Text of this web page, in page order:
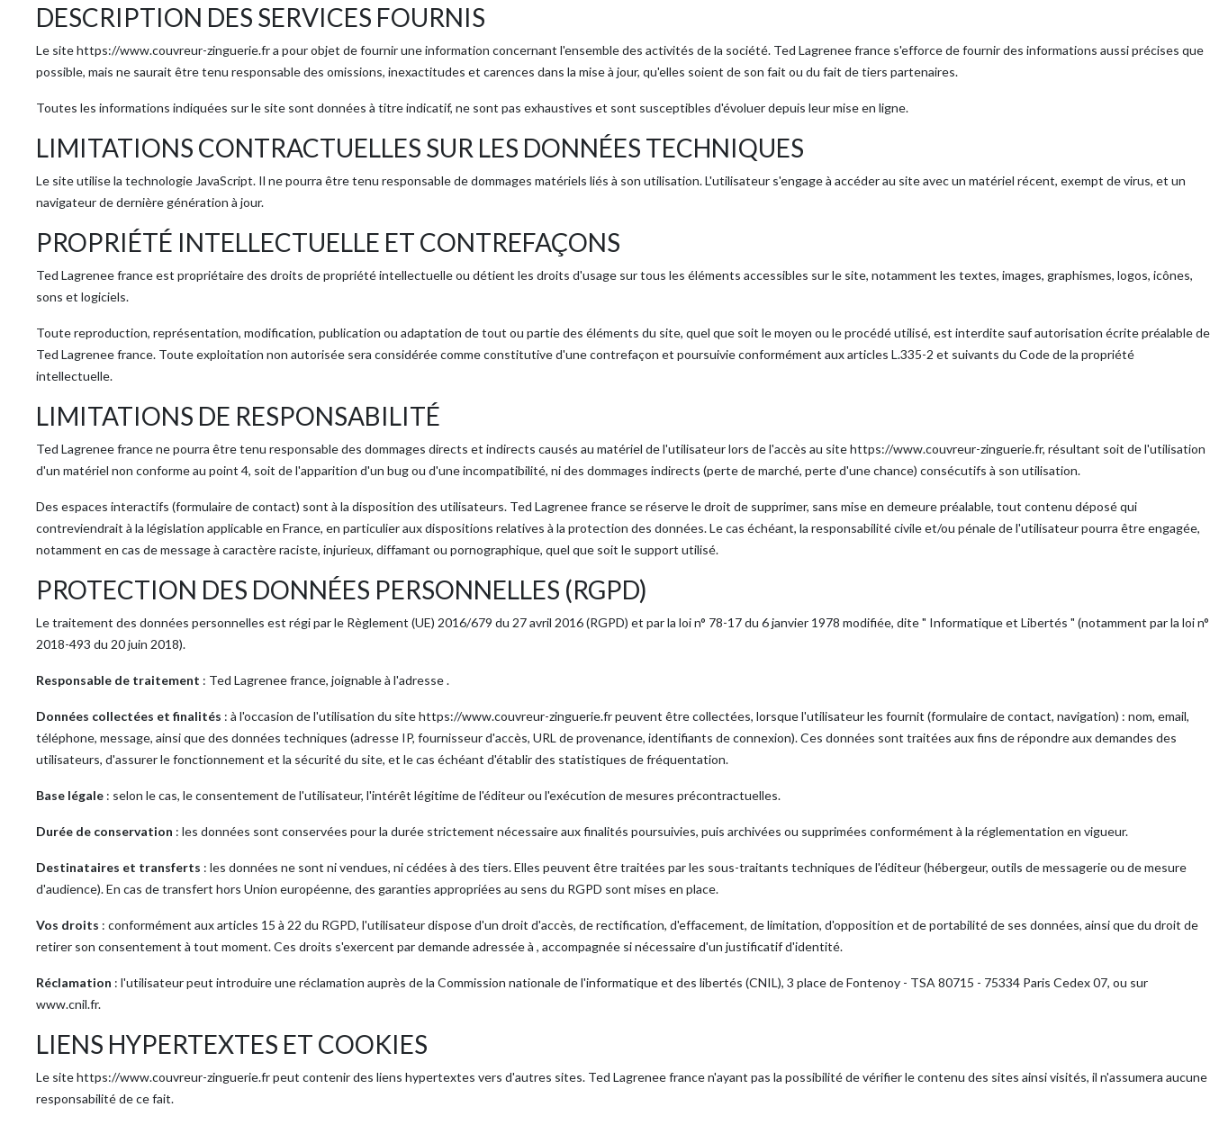
DESCRIPTION DES SERVICES FOURNIS
Le site https://www.couvreur-zinguerie.fr a pour objet de fournir une information concernant l'ensemble des activités de la société. Ted Lagrenee france s'efforce de fournir des informations aussi précises que
possible, mais ne saurait être tenu responsable des omissions, inexactitudes et carences dans la mise à jour, qu'elles soient de son fait ou du fait de tiers partenaires.
Toutes les informations indiquées sur le site sont données à titre indicatif, ne sont pas exhaustives et sont susceptibles d'évoluer depuis leur mise en ligne.
LIMITATIONS CONTRACTUELLES SUR LES DONNÉES TECHNIQUES
Le site utilise la technologie JavaScript. Il ne pourra être tenu responsable de dommages matériels liés à son utilisation. L'utilisateur s'engage à accéder au site avec un matériel récent, exempt de virus, et un
navigateur de dernière génération à jour.
PROPRIÉTÉ INTELLECTUELLE ET CONTREFAÇONS
Ted Lagrenee france est propriétaire des droits de propriété intellectuelle ou détient les droits d'usage sur tous les éléments accessibles sur le site, notamment les textes, images, graphismes, logos, icônes,
sons et logiciels.
Toute reproduction, représentation, modification, publication ou adaptation de tout ou partie des éléments du site, quel que soit le moyen ou le procédé utilisé, est interdite sauf autorisation écrite préalable de
Ted Lagrenee france. Toute exploitation non autorisée sera considérée comme constitutive d'une contrefaçon et poursuivie conformément aux articles L.335-2 et suivants du Code de la propriété
intellectuelle.
LIMITATIONS DE RESPONSABILITÉ
Ted Lagrenee france ne pourra être tenu responsable des dommages directs et indirects causés au matériel de l'utilisateur lors de l'accès au site https://www.couvreur-zinguerie.fr, résultant soit de l'utilisation
d'un matériel non conforme au point 4, soit de l'apparition d'un bug ou d'une incompatibilité, ni des dommages indirects (perte de marché, perte d'une chance) consécutifs à son utilisation.
Des espaces interactifs (formulaire de contact) sont à la disposition des utilisateurs. Ted Lagrenee france se réserve le droit de supprimer, sans mise en demeure préalable, tout contenu déposé qui
contreviendrait à la législation applicable en France, en particulier aux dispositions relatives à la protection des données. Le cas échéant, la responsabilité civile et/ou pénale de l'utilisateur pourra être engagée,
notamment en cas de message à caractère raciste, injurieux, diffamant ou pornographique, quel que soit le support utilisé.
PROTECTION DES DONNÉES PERSONNELLES (RGPD)
Le traitement des données personnelles est régi par le Règlement (UE) 2016/679 du 27 avril 2016 (RGPD) et par la loi n° 78-17 du 6 janvier 1978 modifiée, dite " Informatique et Libertés " (notamment par la loi n°
2018-493 du 20 juin 2018).
Responsable de traitement : Ted Lagrenee france, joignable à l'adresse .
Données collectées et finalités : à l'occasion de l'utilisation du site https://www.couvreur-zinguerie.fr peuvent être collectées, lorsque l'utilisateur les fournit (formulaire de contact, navigation) : nom, email,
téléphone, message, ainsi que des données techniques (adresse IP, fournisseur d'accès, URL de provenance, identifiants de connexion). Ces données sont traitées aux fins de répondre aux demandes des
utilisateurs, d'assurer le fonctionnement et la sécurité du site, et le cas échéant d'établir des statistiques de fréquentation.
Base légale : selon le cas, le consentement de l'utilisateur, l'intérêt légitime de l'éditeur ou l'exécution de mesures précontractuelles.
Durée de conservation : les données sont conservées pour la durée strictement nécessaire aux finalités poursuivies, puis archivées ou supprimées conformément à la réglementation en vigueur.
Destinataires et transferts : les données ne sont ni vendues, ni cédées à des tiers. Elles peuvent être traitées par les sous-traitants techniques de l'éditeur (hébergeur, outils de messagerie ou de mesure
d'audience). En cas de transfert hors Union européenne, des garanties appropriées au sens du RGPD sont mises en place.
Vos droits : conformément aux articles 15 à 22 du RGPD, l'utilisateur dispose d'un droit d'accès, de rectification, d'effacement, de limitation, d'opposition et de portabilité de ses données, ainsi que du droit de
retirer son consentement à tout moment. Ces droits s'exercent par demande adressée à , accompagnée si nécessaire d'un justificatif d'identité.
Réclamation : l'utilisateur peut introduire une réclamation auprès de la Commission nationale de l'informatique et des libertés (CNIL), 3 place de Fontenoy - TSA 80715 - 75334 Paris Cedex 07, ou sur
www.cnil.fr.
LIENS HYPERTEXTES ET COOKIES
Le site https://www.couvreur-zinguerie.fr peut contenir des liens hypertextes vers d'autres sites. Ted Lagrenee france n'ayant pas la possibilité de vérifier le contenu des sites ainsi visités, il n'assumera aucune
responsabilité de ce fait.